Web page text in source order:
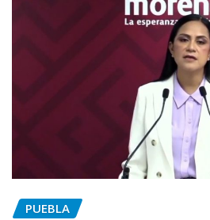
PUEBLA